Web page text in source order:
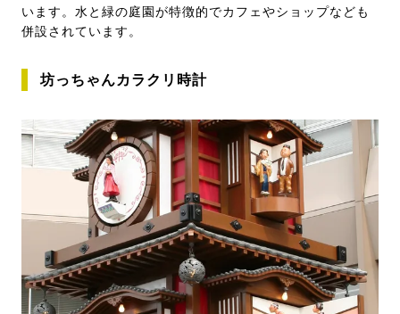
います。水と緑の庭園が特徴的でカフェやショップなども
併設されています。
坊っちゃんカラクリ時計